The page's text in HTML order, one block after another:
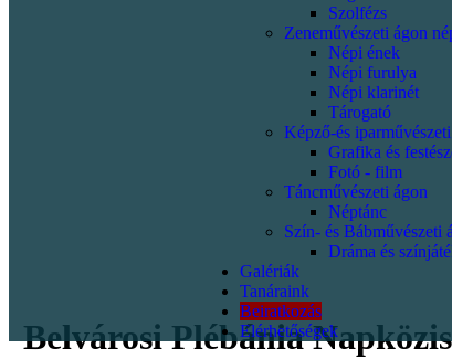
Szolfézs
Zeneművészeti ágon
Népi ének
Népi furulya
Népi klarinét
Tárogató
Képző-és
Grafika és
Fotó - film
Táncművészeti ágon
Néptánc
Szín- és Bábművészeti
Dráma és
Galériák
Tanáraink
Beiratkozás
Elérhetőségek
Belvárosi Plébánia